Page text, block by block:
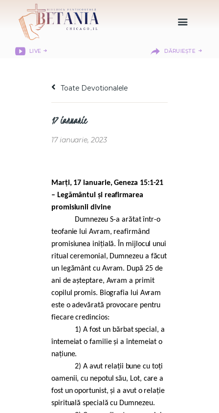
LIVE DĂRUIEȘTE
DESPRE NOI
CITIREA BIBLIEI
MISIUNEA BETANIA
LOGIN MEMBER
PORTAL
Toate Devotionalele
17 ianuarie
17 ianuarie, 2023
Marți, 17 ianuarie,Geneza 15:1-21
– Legământul și reafirmarea
promisiunii divine
Dumnezeu S-a arătat într-o
teofanie lui Avram, reafirmând
promisiunea inițială. În mijlocul unui
ritual ceremonial, Dumnezeu a făcut
un legământ cu Avram. După 25 de
ani de așteptare, Avram a primit
copilul promis. Biografia lui Avram
este o adevărată provocare pentru
fiecare credincios:
1) A fost un bărbat special, a
întemeiat o familie și a întemeiat o
națiune.
2) A avut relații bune cu toți
oamenii, cu nepotul său, Lot, care a
fost un oportunist, și a avut o relație
spirituală specială cu Dumnezeu.